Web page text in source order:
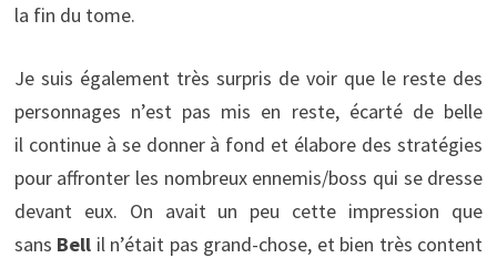
la fin du tome.
Je suis également très surpris de voir que le reste des
personnages n’est pas mis en reste, écarté de belle
il continue à se donner à fond et élabore des stratégies
pour affronter les nombreux ennemis/boss qui se dresse
devant eux. On avait un peu cette impression que
sans Bell il n’était pas grand-chose, et bien très content